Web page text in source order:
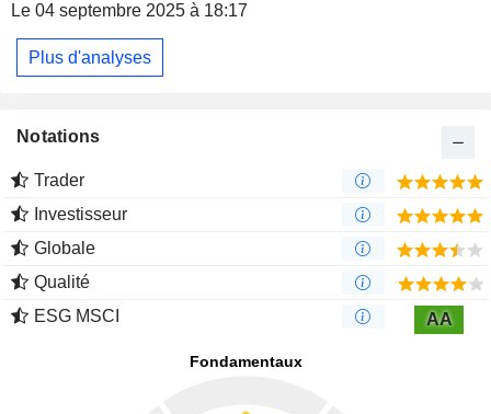
Le 04 septembre 2025 à 18:17
Plus d'analyses
Notations
Trader
Investisseur
Globale
Qualité
ESG MSCI
AA